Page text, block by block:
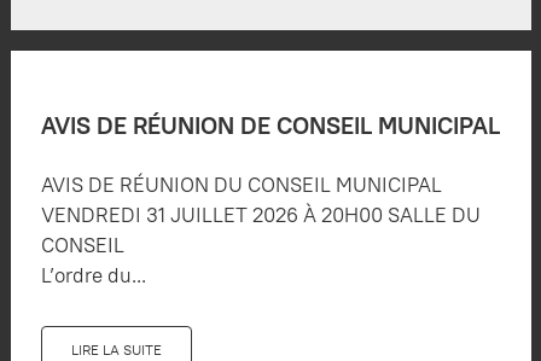
AVIS DE RÉUNION DE CONSEIL MUNICIPAL
AVIS DE RÉUNION DU CONSEIL MUNICIPAL
VENDREDI 31 JUILLET 2026 À 20H00 SALLE DU
CONSEIL
L’ordre du...
LIRE LA SUITE